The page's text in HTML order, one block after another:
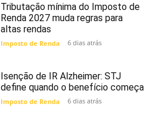
Tributação mínima do Imposto de
Renda 2027 muda regras para
altas rendas
Imposto de Renda 6 dias atrás
Isenção de IR Alzheimer: STJ
define quando o benefício começa
Imposto de Renda 6 dias atrás